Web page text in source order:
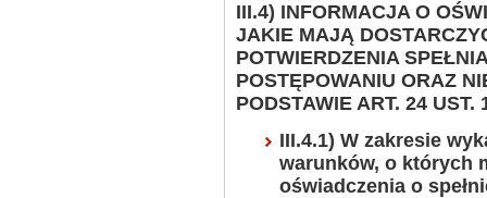
III.4) INFORMACJA O
JAKIE MAJĄ
POTWIERDZENIA
POSTĘPOWANIU ORAZ
PODSTAWIE ART. 24 UST.
III.4.1) W zakresie
warunków, o których
oświadczenia o